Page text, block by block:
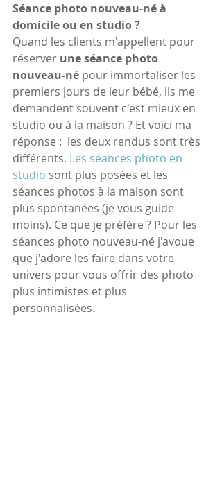
Séance photo nouveau-né à
domicile ou en studio ?
Quand les clients m'appellent pour
réserver une séance photo
nouveau-né pour immortaliser les
premiers jours de leur bébé, ils me
demandent souvent c'est mieux en
studio ou à la maison ? Et voici ma
réponse :  les deux rendus sont très
différents. Les séances photo en
studio sont plus posées et les
séances photos à la maison sont
plus spontanées (je vous guide
moins). Ce que je préfère ? Pour les
séances photo nouveau-né j'avoue
que j'adore les faire dans votre
univers pour vous offrir des photo
plus intimistes et plus
personnalisées.